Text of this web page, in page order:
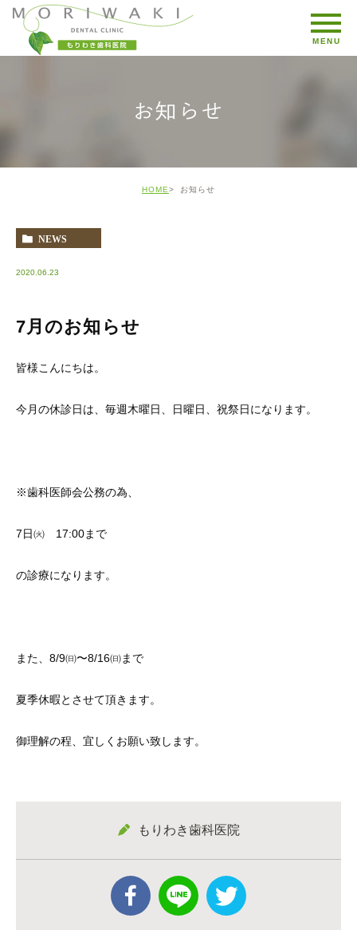
お知らせ
HOME お知らせ
NEWS
2020.06.23
7月のお知らせ
皆様こんにちは。
今月の休診日は、毎週木曜日、日曜日、祝祭日になります。
※歯科医師会公務の為、
7日㈫ 17:00まで
の診療になります。
また、8/9㈰〜8/16㈰まで
夏季休暇とさせて頂きます。
御理解の程、宜しくお願い致します。
もりわき歯科医院